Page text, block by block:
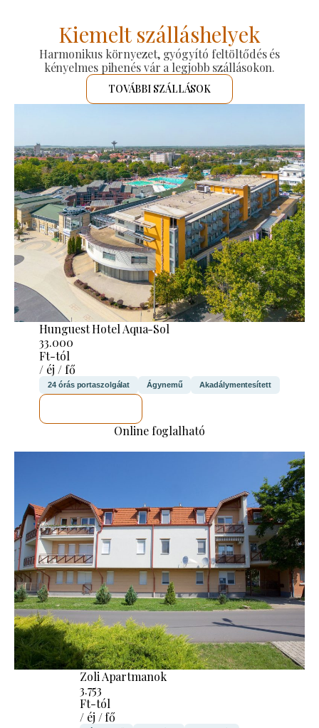
Kiemelt szálláshelyek
Harmonikus környezet, gyógyító feltöltődés és
kényelmes pihenés vár a legjobb szállásokon.
TOVÁBBI SZÁLLÁSOK
Hunguest Hotel Aqua-Sol
33.000
Ft-tól
/ éj / fő
24 órás portaszolgálat Ágynemű Akadálymentesített
Online foglalható
Zoli Apartmanok
3.753
Ft-tól
/ éj / fő